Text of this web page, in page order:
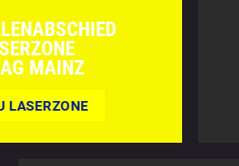
MAINZ
LASERZONE